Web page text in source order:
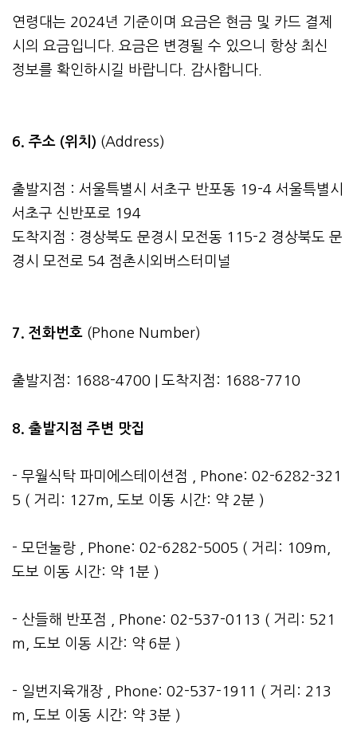
연령대는 2024년 기준이며 요금은 현금 및 카드 결제
시의 요금입니다. 요금은 변경될 수 있으니 항상 최신
정보를 확인하시길 바랍니다. 감사합니다.
6. 주소 (위치) (Address)
출발지점 : 서울특별시 서초구 반포동 19-4 서울특별시
서초구 신반포로 194
도착지점 : 경상북도 문경시 모전동 115-2 경상북도 문
경시 모전로 54 점촌시외버스터미널
7. 전화번호 (Phone Number)
출발지점: 1688-4700 | 도착지점: 1688-7710
8. 출발지점 주변 맛집
- 무월식탁 파미에스테이션점 , Phone: 02-6282-321
5 ( 거리: 127m, 도보 이동 시간: 약 2분 )
- 모던눌랑 , Phone: 02-6282-5005 ( 거리: 109m,
도보 이동 시간: 약 1분 )
- 산들해 반포점 , Phone: 02-537-0113 ( 거리: 521
m, 도보 이동 시간: 약 6분 )
- 일번지육개장 , Phone: 02-537-1911 ( 거리: 213
m, 도보 이동 시간: 약 3분 )